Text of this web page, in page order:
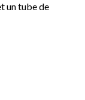
un tube de